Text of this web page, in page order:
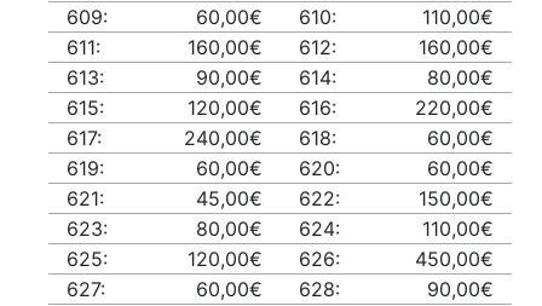
609:
60,00€ 610:
110,00€
611:
160,00€ 612:
160,00€
613:
90,00€ 614:
80,00€
615:
120,00€ 616:
220,00€
617:
240,00€ 618:
60,00€
619:
60,00€ 620:
60,00€
621:
45,00€ 622:
150,00€
623:
80,00€ 624:
110,00€
625:
120,00€ 626:
450,00€
627:
60,00€ 628:
90,00€